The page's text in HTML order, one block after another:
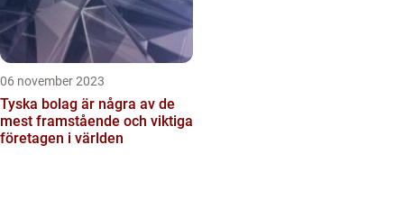
06 november 2023
Tyska bolag är några av de
mest framstående och viktiga
företagen i världen